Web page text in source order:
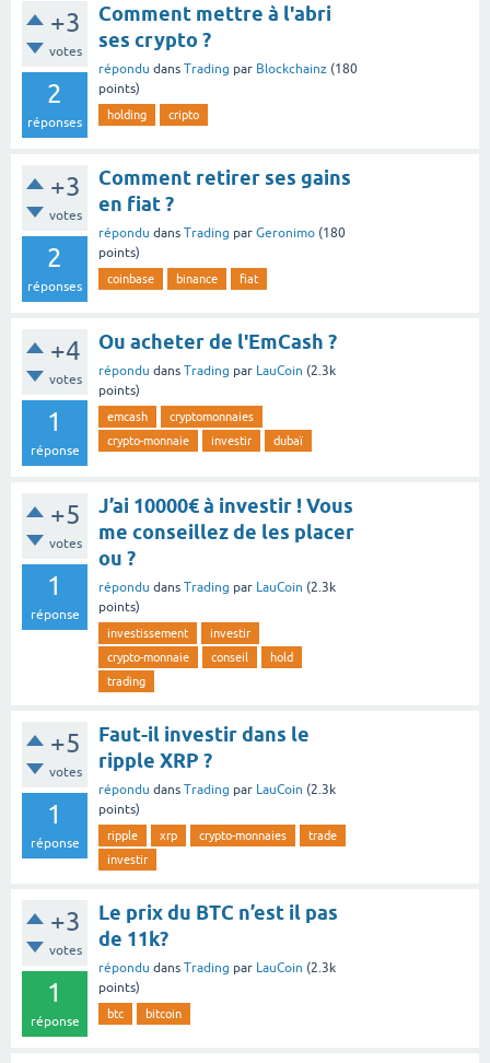
+3
votes
2
réponses
Comment mettre à l'abri
ses crypto ?
répondu dans Trading par Blockchainz (180
points)
holding cripto
+3
votes
2
réponses
Comment retirer ses gains
en fiat ?
répondu dans Trading par Geronimo (180
points)
coinbase binance fiat
+4
votes
1
réponse
Ou acheter de l'EmCash ?
répondu dans Trading par LauCoin (2.3k
points)
emcash
cryptomonnaies
crypto-monnaie
investir dubaï
+5
votes
1
réponse
J’ai 10000€ à investir ! Vous
me conseillez de les placer
ou ?
répondu dans Trading par LauCoin (2.3k
points)
investissement
investir
crypto-monnaie
conseil
hold
trading
+5
votes
1
réponse
Faut-il investir dans le
ripple XRP ?
répondu dans Trading par LauCoin (2.3k
points)
ripple xrp crypto-monnaies
trade
investir
+3
votes
1
réponse
Le prix du BTC n’est il pas
de 11k?
répondu dans Trading par LauCoin (2.3k
points)
btc bitcoin